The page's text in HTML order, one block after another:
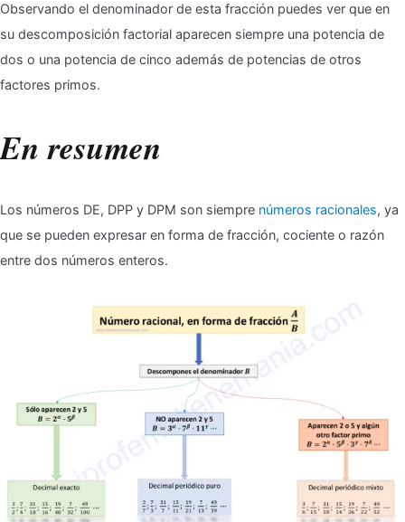
Observando el denominador de esta fracción puedes ver que en
su descomposición factorial aparecen siempre una potencia de
dos o una potencia de cinco además de potencias de otros
factores primos.
En resumen
Los números DE, DPP y DPM son siempre números racionales, ya
que se pueden expresar en forma de fracción, cociente o razón
entre dos números enteros.